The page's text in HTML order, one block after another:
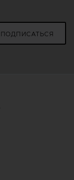
ПОДПИСАТЬСЯ